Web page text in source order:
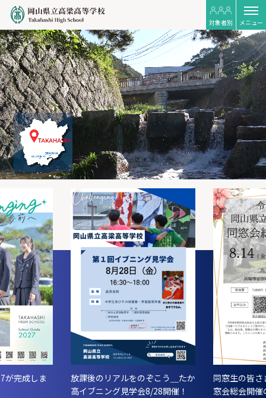
対象者別 メニュー
ぞこう＿たか
同窓生の皆さまへ 令和8年度同
窓会総会開催のお知らせ
「千紫万
松籟祭ポ